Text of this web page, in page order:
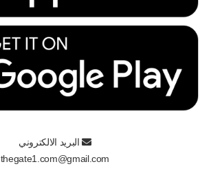
البريد الالكتروني
thegate1.com@gmail.com